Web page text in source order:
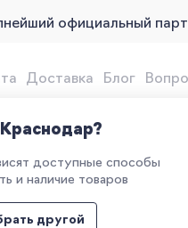
официальный
Доставка Блог
подключение и
ЕГАИС
доступные способы
и наличие товаров
другой